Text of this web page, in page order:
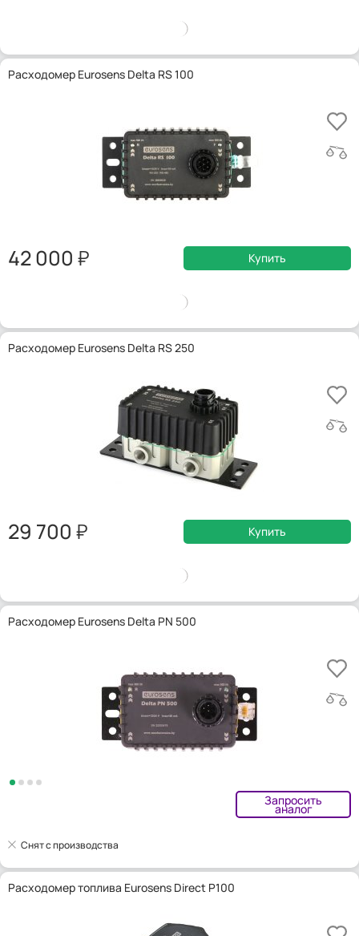
Расходомер Eurosens Delta RS 100
42 000 Купить
Расходомер Eurosens Delta RS 250
29 700 Купить
Расходомер Eurosens Delta PN 500
Запросить
аналог
Снят с производства
Расходомер топлива Eurosens Direct P100